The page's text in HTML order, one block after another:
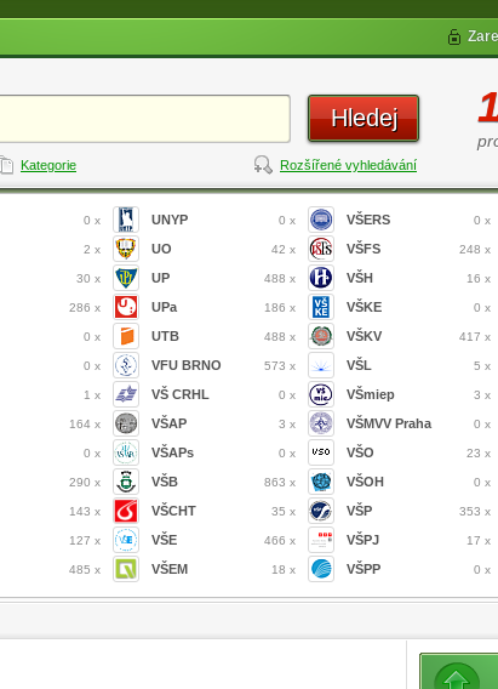
Hledej
Kategorie Rozšířené vyhledávání
0 x
2 x
30 x
286 x
0 x
0 x
1 x
164 x
0 x
290 x
143 x
127 x
485 x
UNYP 0 x
UO 42 x
UP 488 x
UPa 186 x
UTB 488 x
VFU BRNO 573 x
VŠ CRHL 0 x
VŠAP 3 x
VŠAPs 0 x
VŠB 863 x
VŠCHT 35 x
VŠE 466 x
VŠEM 18 x
VŠERS 0 x
VŠFS 248 x
VŠH 16 x
VŠKE 0 x
VŠKV 417 x
VŠL 5 x
VŠmiep 3 x
VŠMVV Praha 0 x
VŠO 23 x
VŠOH 0 x
VŠP 353 x
VŠPJ 17 x
VŠPP 0 x